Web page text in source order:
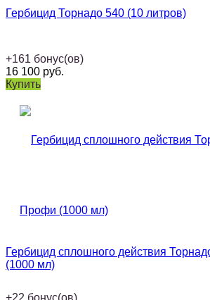
Гербицид Торнадо 540 (10 литров)
+161 бонус(ов)
16 100 руб.
Купить
Гербицид сплошного действия
(1000 мл)
+22 бонус(ов)